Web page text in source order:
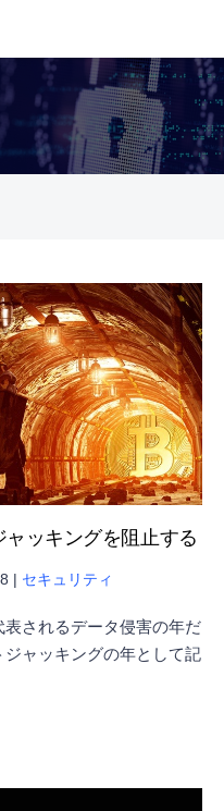
ッキングを阻止する
| セキュリティ
されるデータ侵害の年だ
ャッキングの年として記